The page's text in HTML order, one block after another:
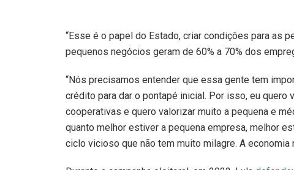
“Esse é o papel do Estado, criar condições para as
pequenos negócios geram de 60% a 70% dos
“Nós precisamos entender que essa gente tem
crédito para dar o pontapé inicial. Por isso, eu
cooperativas e quero valorizar muito a pequena e
quanto melhor estiver a pequena empresa, melhor
ciclo vicioso que não tem muito milagre. A